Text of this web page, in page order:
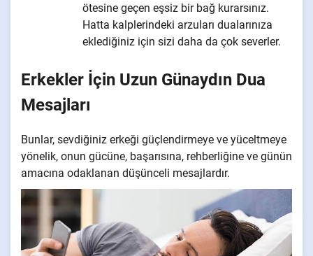
ötesine geçen eşsiz bir bağ kurarsınız.
Hatta kalplerindeki arzuları dualarınıza
eklediğiniz için sizi daha da çok severler.
Erkekler İçin Uzun Günaydın Dua
Mesajları
Bunlar, sevdiğiniz erkeği güçlendirmeye ve yüceltmeye
yönelik, onun gücüne, başarısına, rehberliğine ve günün
amacına odaklanan düşünceli mesajlardır.